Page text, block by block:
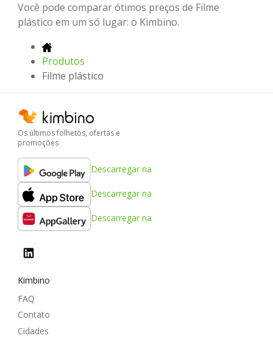
Você pode comparar ótimos preços de Filme
plástico em um só lugar: o Kimbino.
Produtos
Filme plástico
Os últimos folhetos, ofertas e
promoções
Descarregar na
Descarregar na
Descarregar na
Kimbino
FAQ
Contato
Cidades